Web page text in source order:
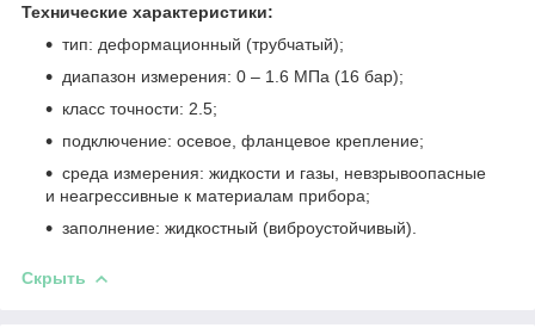
Технические характеристики:
тип: деформационный (трубчатый);
диапазон измерения: 0 – 1.6 МПа (16 бар);
класс точности: 2.5;
подключение: осевое, фланцевое крепление;
среда измерения: жидкости и газы, невзрывоопасные
и неагрессивные к материалам прибора;
заполнение: жидкостный (виброустойчивый).
Скрыть